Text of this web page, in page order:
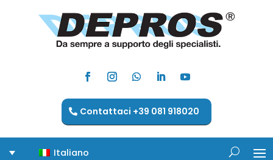
Contattaci +39 081 918020
Italiano